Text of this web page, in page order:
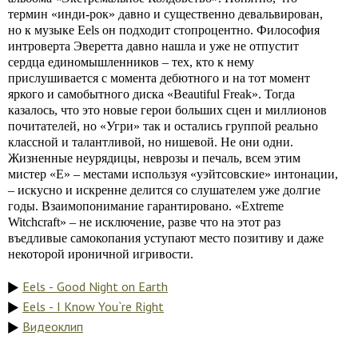
термин «инди-рок» давно и существенно девальвирован,
но к музыке Eels он подходит стопроцентно. Философия
интроверта Эверетта давно нашла и уже не отпустит
сердца единомышленников – тех, кто к нему
прислушивается с момента дебютного и на тот момент
яркого и самобытного диска «Beautiful Freak». Тогда
казалось, что это новые герои больших сцен и миллионов
почитателей, но «Угри» так и остались группой реально
классной и талантливой, но нишевой. Не они одни.
Жизненные неурядицы, неврозы и печаль, всем этим
мистер «E» – местами используя «уэйтсовские» интонации,
– искусно и искренне делится со слушателем уже долгие
годы. Взаимопонимание гарантировано. «Extreme
Witchcraft» – не исключение, разве что на этот раз
въедливые самокопания уступают место позитиву и даже
некоторой ироничной игривости.
Eels - Good Night on Earth
Eels - I Know You`re Right
Видеоклип